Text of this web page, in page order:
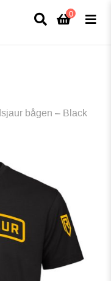
LEVERANSTID - FRI FRAKT
0
bågen – Black